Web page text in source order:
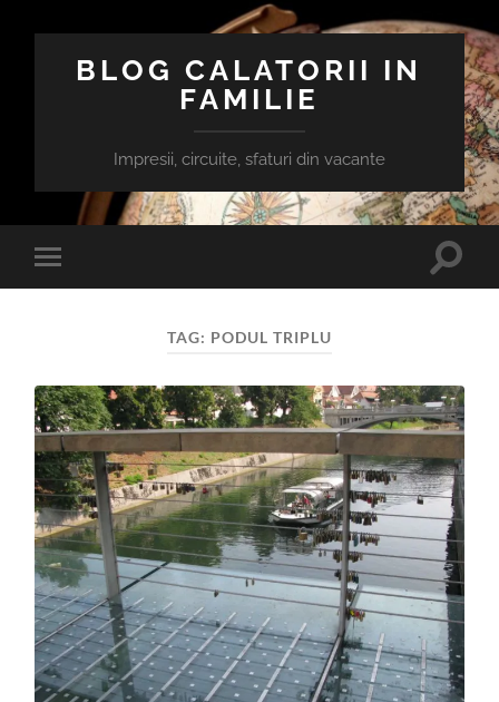
BLOG CALATORII IN
FAMILIE
Impresii, circuite, sfaturi din vacante
Toggle
mobile
Toggle
TAG: PODUL TRIPLU